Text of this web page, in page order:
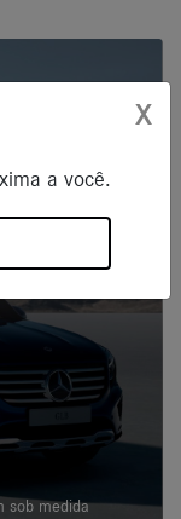
sob medida
X
a você.